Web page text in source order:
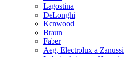
Lagostina
DeLonghi
Kenwood
Braun
Faber
Aeg, Electrolux a Zanussi